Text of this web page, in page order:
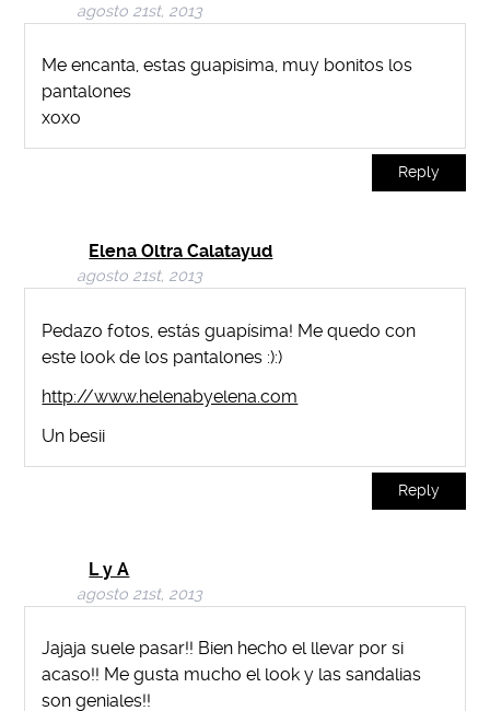
agosto 21st, 2013
Me encanta, estas guapisima, muy bonitos los
pantalones
xoxo
Reply
Elena Oltra Calatayud
agosto 21st, 2013
Pedazo fotos, estás guapísima! Me quedo con
este look de los pantalones :):)
http://www.helenabyelena.com
Un besii
Reply
L y A
agosto 21st, 2013
Jajaja suele pasar!! Bien hecho el llevar por si
acaso!! Me gusta mucho el look y las sandalias
son geniales!!